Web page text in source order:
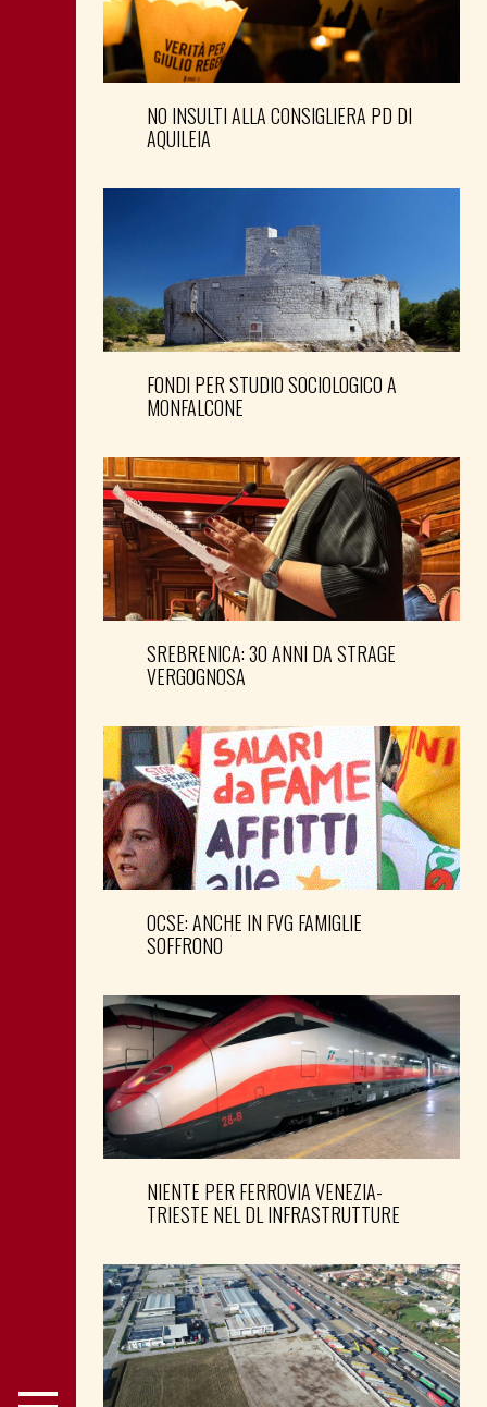
NO INSULTI ALLA CONSIGLIERA PD DI
AQUILEIA
FONDI PER STUDIO SOCIOLOGICO A
MONFALCONE
SREBRENICA: 30 ANNI DA STRAGE
VERGOGNOSA
OCSE: ANCHE IN FVG FAMIGLIE
SOFFRONO
NIENTE PER FERROVIA VENEZIA-
TRIESTE NEL DL INFRASTRUTTURE